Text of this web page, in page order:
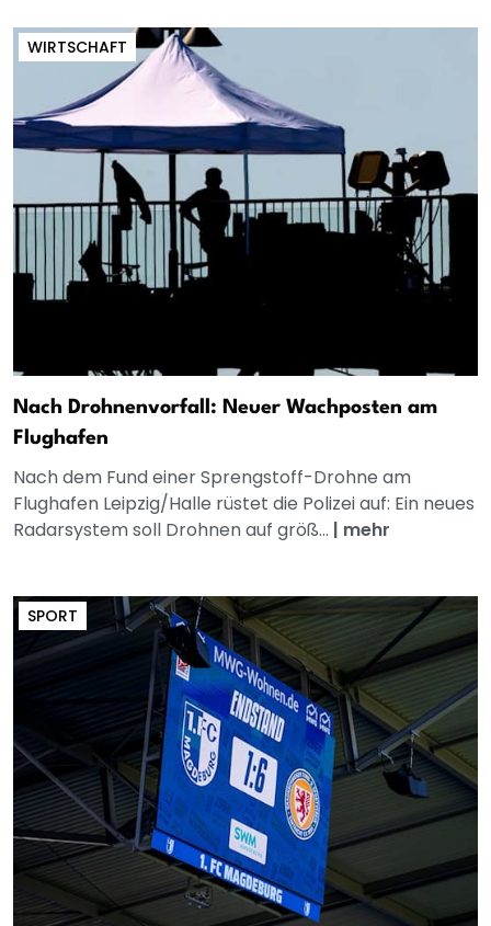
WIRTSCHAFT
Nach Drohnenvorfall: Neuer Wachposten am
Flughafen
Nach dem Fund einer Sprengstoff-Drohne am
Flughafen Leipzig/Halle rüstet die Polizei auf: Ein neues
Radarsystem soll Drohnen auf größ... | mehr
SPORT